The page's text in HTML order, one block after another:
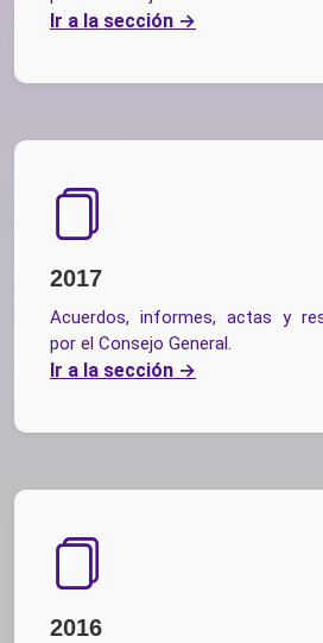
Ir a la sección
2017
Acuerdos, informes, actas y
por el Consejo General.
Ir a la sección
2016